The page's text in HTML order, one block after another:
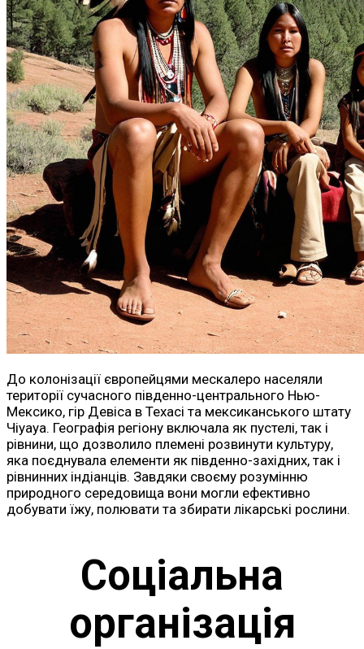
До колонізації європейцями мескалеро населяли
території сучасного південно-центрального Нью-
Мексико, гір Девіса в Техасі та мексиканського штату
Чіуауа. Географія регіону включала як пустелі, так і
рівнини, що дозволило племені розвинути культуру,
яка поєднувала елементи як південно-західних, так і
рівнинних індіанців. Завдяки своєму розумінню
природного середовища вони могли ефективно
добувати їжу, полювати та збирати лікарські рослини.
Соціальна
організація